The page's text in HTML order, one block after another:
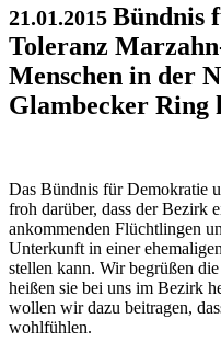
21.01.2015 Bündnis
Toleranz
Menschen in der
Glambecker Ring
Das Bündnis für Demokratie
froh darüber, dass der Bezirk
ankommenden Flüchtlingen
Unterkunft in einer
stellen kann. Wir begrüßen
heißen sie bei uns im Bezirk
wollen wir dazu beitragen,
wohlfühlen.